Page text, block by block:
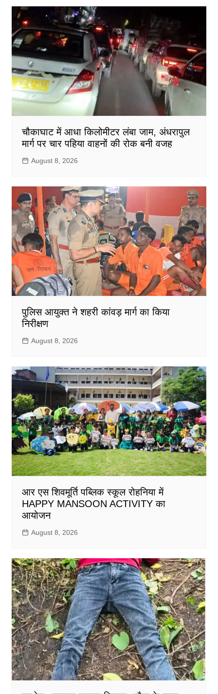
चौकाघाट में आधा किलोमीटर लंबा जाम, अंधरापुल
मार्ग पर चार पहिया वाहनों की रोक बनी वजह
August 8, 2026
पुलिस आयुक्त ने शहरी कांवड़ मार्ग का किया
निरीक्षण
August 8, 2026
आर एस शिवमूर्ति पब्लिक स्कूल रोहनिया में
HAPPY MANSOON ACTIVITY का
आयोजन
August 8, 2026